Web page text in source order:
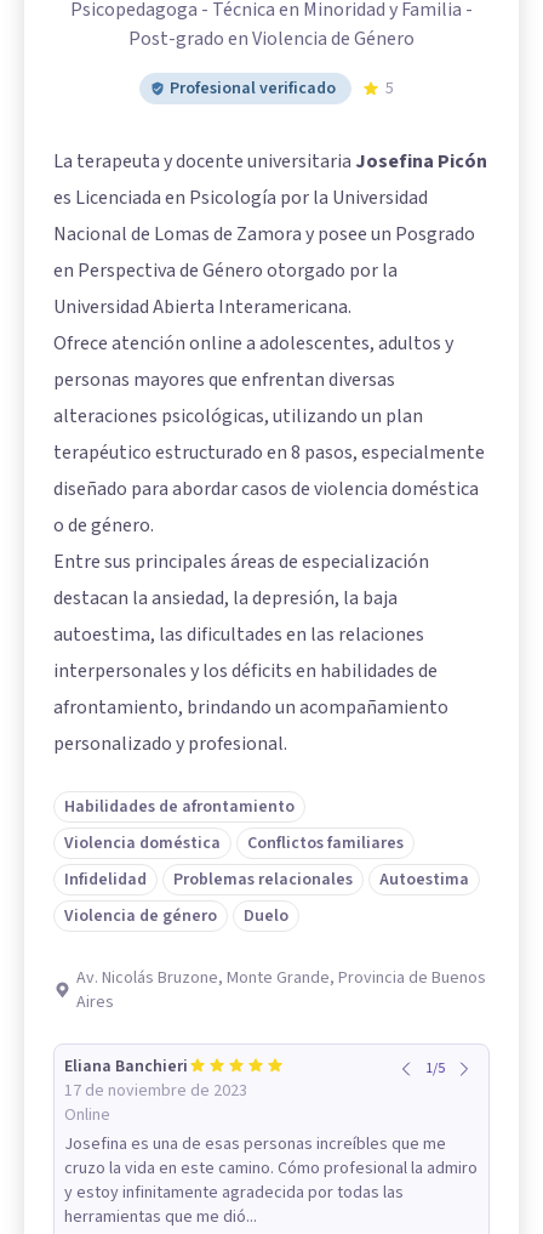
Psicopedagoga - Técnica en Minoridad y Familia -
Post-grado en Violencia de Género
Profesional verificado 5
La terapeuta y docente universitaria Josefina Picón
es Licenciada en Psicología por la Universidad
Nacional de Lomas de Zamora y posee un Posgrado
en Perspectiva de Género otorgado por la
Universidad Abierta Interamericana.
Ofrece atención online a adolescentes, adultos y
personas mayores que enfrentan diversas
alteraciones psicológicas, utilizando un plan
terapéutico estructurado en 8 pasos, especialmente
diseñado para abordar casos de violencia doméstica
o de género.
Entre sus principales áreas de especialización
destacan la ansiedad, la depresión, la baja
autoestima, las dificultades en las relaciones
interpersonales y los déficits en habilidades de
afrontamiento, brindando un acompañamiento
personalizado y profesional.
Habilidades de afrontamiento
Violencia doméstica
Conflictos familiares
Infidelidad
Problemas relacionales
Autoestima
Violencia de género
Duelo
Av. Nicolás Bruzone, Monte Grande, Provincia de Buenos
Aires
Eliana Banchieri
17 de noviembre de 2023
Online
1/5
Josefina es una de esas personas increíbles que me
cruzo la vida en este camino. Cómo profesional la admiro
y estoy infinitamente agradecida por todas las
herramientas que me dió...